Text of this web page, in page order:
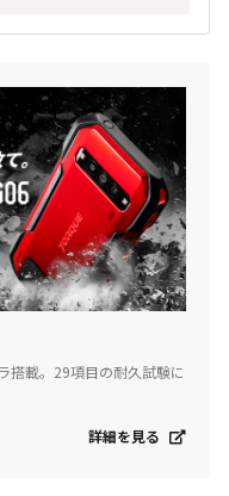
搭載。29項目の耐久試験に
詳細を見る